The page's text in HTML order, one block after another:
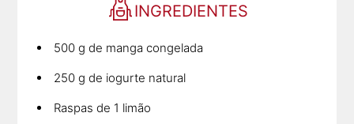
INGREDIENTES
500 g de manga congelada
250 g de iogurte natural
Raspas de 1 limão